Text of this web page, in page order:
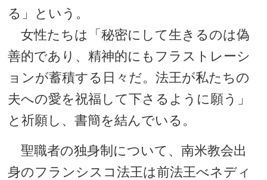
る」という。
女性たちは「秘密にして生きるのは偽
善的であり、精神的にもフラストレーシ
ョンが蓄積する日々だ。法王が私たちの
夫への愛を祝福して下さるように願う」
と祈願し、書簡を結んでいる。
聖職者の独身制について、南米教会出
身のフランシスコ法王は前法王べネディ